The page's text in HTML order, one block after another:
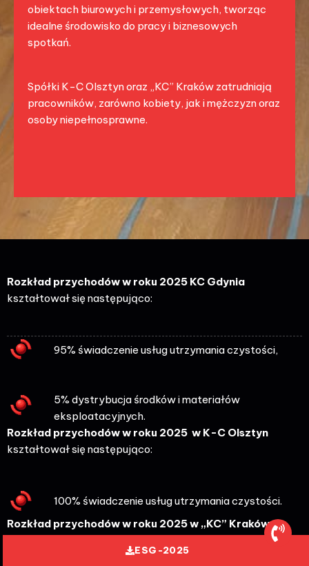
obiektach biurowych i przemysłowych, tworząc
idealne środowisko do pracy i biznesowych
spotkań.
Spółki K-C Olsztyn oraz „KC” Kraków zatrudniają
pracowników, zarówno kobiety, jak i mężczyzn oraz
osoby niepełnosprawne.
Rozkład przychodów w roku 2025 KC Gdynia
kształtował się następująco:
95% świadczenie usług utrzymania czystości,
5% dystrybucja środków i materiałów
eksploatacyjnych.
Rozkład przychodów w roku 2025 w K-C Olsztyn
kształtował się następująco:
100% świadczenie usług utrzymania czystości.
Rozkład przychodów w roku 2025 w „KC” Kraków
ESG-2025